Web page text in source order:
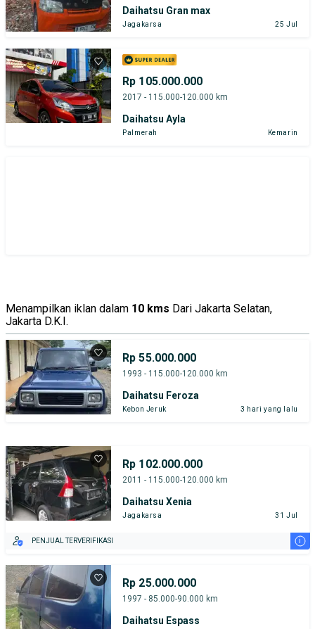
Daihatsu Gran max
Jagakarsa 25 Jul
Rp 105.000.000
2017 - 115.000-120.000 km
Daihatsu Ayla
Palmerah Kemarin
Menampilkan iklan dalam 10 kms Dari Jakarta Selatan,
Jakarta D.K.I.
Rp 55.000.000
1993 - 115.000-120.000 km
Daihatsu Feroza
Kebon Jeruk 3 hari yang lalu
Rp 102.000.000
2011 - 115.000-120.000 km
Daihatsu Xenia
Jagakarsa 31 Jul
PENJUAL TERVERIFIKASI i
Rp 25.000.000
1997 - 85.000-90.000 km
Daihatsu Espass